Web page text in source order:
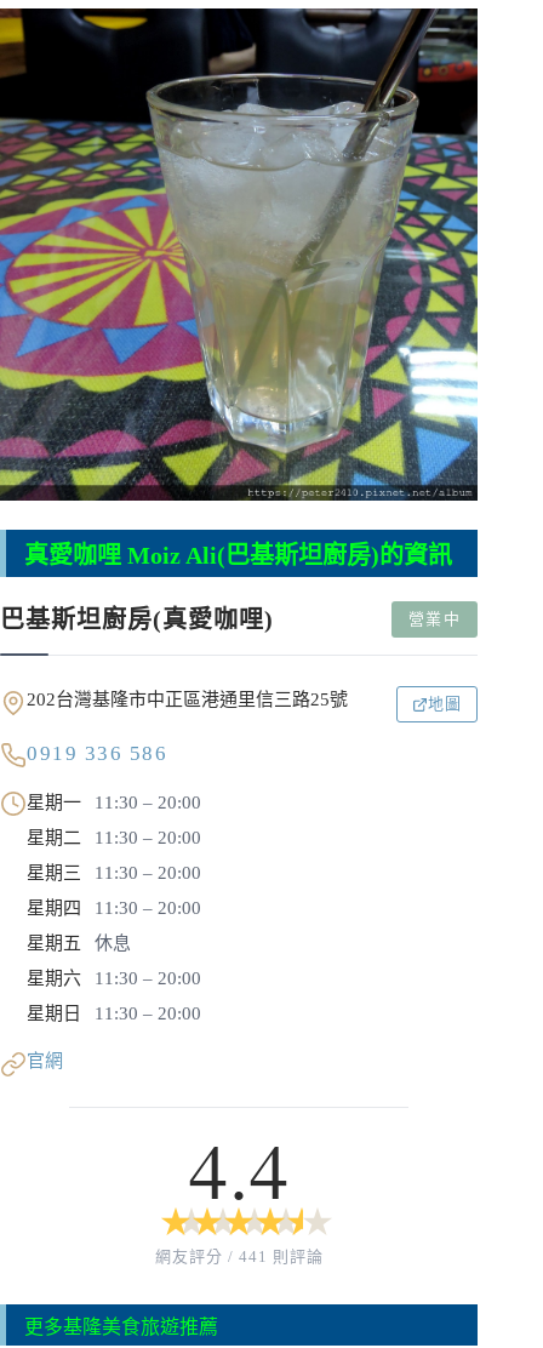
真愛咖哩 Moiz Ali(巴基斯坦廚房)的資訊
巴基斯坦廚房(真愛咖哩) 營業中
202台灣基隆市中正區港通里信三路25號 地圖
0919 336 586
星期一
11:30 – 20:00
星期二
11:30 – 20:00
星期三
11:30 – 20:00
星期四
11:30 – 20:00
星期五
休息
星期六
11:30 – 20:00
星期日
11:30 – 20:00
官網
4.4
★
★ ★
★ ★
★ ★
★ ★
★
網友評分 / 441 則評論
更多基隆美食旅遊推薦